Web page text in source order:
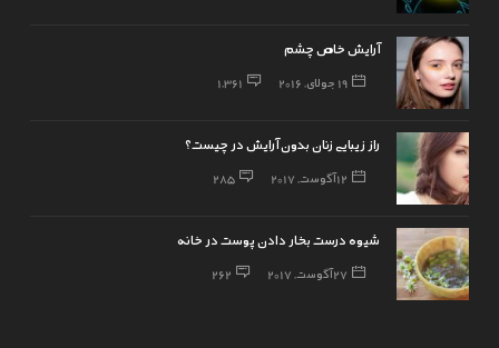
آرایش خاص چشم
19 جولای, 2016 1,361
راز زیبایی زنان بدون آرایش در چیست؟
12 آگوست, 2017 285
شیوه درست بخار دادن پوست در خانه
27 آگوست, 2017 262